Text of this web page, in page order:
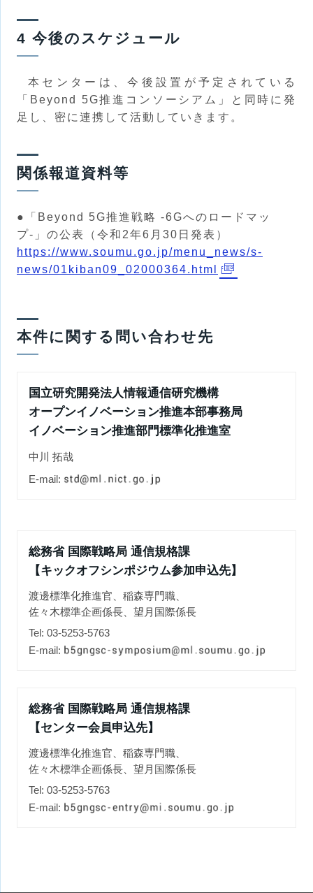
4 今後のスケジュール
本センターは、今後設置が予定されている
「Beyond 5G推進コンソーシアム」と同時に発
足し、密に連携して活動していきます。
関係報道資料等
●「Beyond 5G推進戦略 -6Gへのロードマッ
プ-」の公表（令和2年6月30日発表）
https://www.soumu.go.jp/menu_news/s-
news/01kiban09_02000364.html
本件に関する問い合わせ先
国立研究開発法人情報通信研究機構
オープンイノベーション推進本部事務局
イノベーション推進部門標準化推進室
中川 拓哉
E-mail:
総務省 国際戦略局 通信規格課
【キックオフシンポジウム参加申込先】
渡邊標準化推進官、稲森専門職、
佐々木標準企画係長、望月国際係長
Tel: 03-5253-5763
E-mail:
総務省 国際戦略局 通信規格課
【センター会員申込先】
渡邊標準化推進官、稲森専門職、
佐々木標準企画係長、望月国際係長
Tel: 03-5253-5763
E-mail: